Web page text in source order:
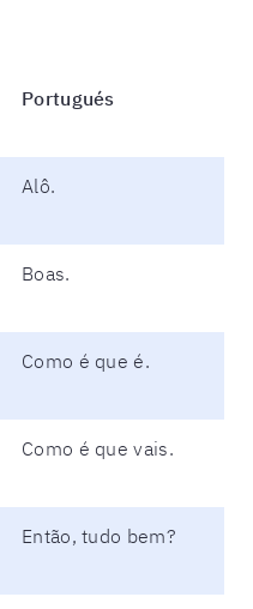
Portugués
Alô.
Boas.
Como é que é.
Como é que vais.
Então, tudo bem?